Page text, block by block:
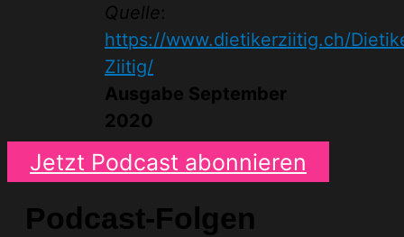
Quelle:
https://www.dietikerziitig.ch/
Ziitig/
Ausgabe September
2020
Jetzt Podcast abonnieren
Podcast-Folgen